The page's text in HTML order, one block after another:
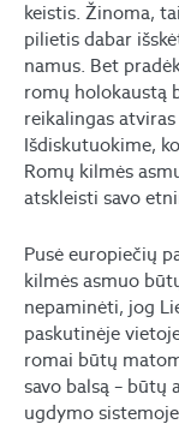
keistis. Žinoma,
pilietis dabar
namus. Bet
romų holokaustą
reikalingas
Išdiskutuokime,
Romų kilmės
atskleisti savo
Pusė europiečių
kilmės asmuo
nepaminėti, jog
paskutinėje
romai būtų
savo balsą – būtų
ugdymo